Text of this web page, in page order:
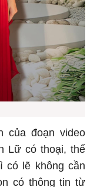
của đoạn video
Lữ có thoại, thế
có lẽ không cần
có thông tin từ